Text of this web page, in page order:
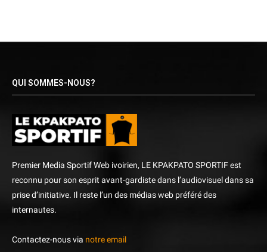
QUI SOMMES-NOUS?
Premier Media Sportif Web ivoirien, LE KPAKPATO SPORTIF est
reconnu pour son esprit avant-gardiste dans l’audiovisuel dans sa
prise d’initiative. Il reste l’un des médias web préféré des
internautes.
Contactez-nous via notre email